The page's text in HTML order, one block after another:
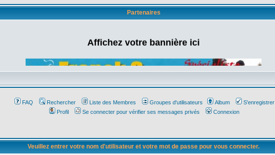
Partenaires
Affichez votre bannière ici
FAQ Rechercher Liste des Membres Groupes d'utilisateurs Album
S'enregistrer
Profil
Se connecter pour vérifier ses messages privés Connexion
Veuillez entrer votre nom d'utilisateur et votre mot de passe pour vous connecter.